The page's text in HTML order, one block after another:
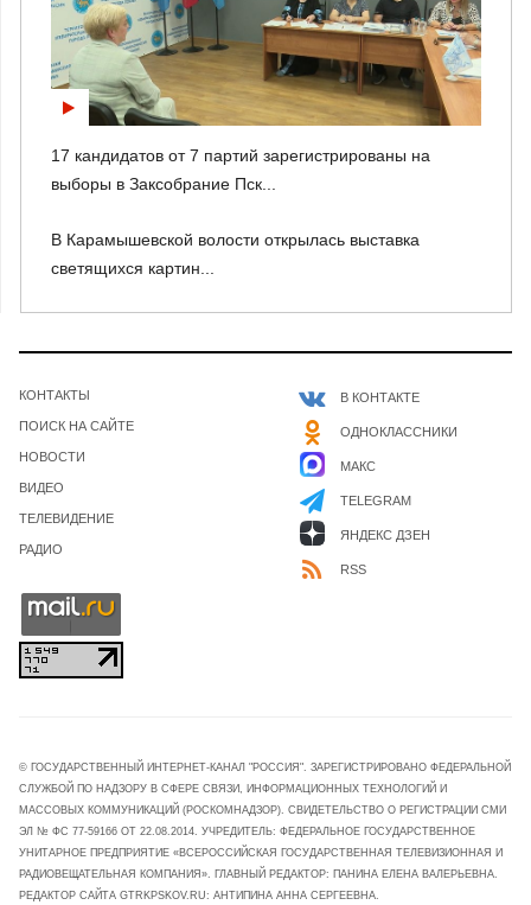
17 кандидатов от 7 партий зарегистрированы на
выборы в Заксобрание Пск...
В Карамышевской волости открылась выставка
светящихся картин...
КОНТАКТЫ
ПОИСК НА САЙТЕ
НОВОСТИ
ВИДЕО
ТЕЛЕВИДЕНИЕ
РАДИО
В КОНТАКТЕ
ОДНОКЛАССНИКИ
МАКС
TELEGRAM
ЯНДЕКС ДЗЕН
RSS
© ГОСУДАРСТВЕННЫЙ ИНТЕРНЕТ-КАНАЛ "РОССИЯ". ЗАРЕГИСТРИРОВАНО ФЕДЕРАЛЬНОЙ
СЛУЖБОЙ ПО НАДЗОРУ В СФЕРЕ СВЯЗИ, ИНФОРМАЦИОННЫХ ТЕХНОЛОГИЙ И
МАССОВЫХ КОММУНИКАЦИЙ (РОСКОМНАДЗОР). СВИДЕТЕЛЬСТВО О РЕГИСТРАЦИИ СМИ
ЭЛ № ФС 77-59166 ОТ 22.08.2014. УЧРЕДИТЕЛЬ: ФЕДЕРАЛЬНОЕ ГОСУДАРСТВЕННОЕ
УНИТАРНОЕ ПРЕДПРИЯТИЕ «ВСЕРОССИЙСКАЯ ГОСУДАРСТВЕННАЯ ТЕЛЕВИЗИОННАЯ И
РАДИОВЕЩАТЕЛЬНАЯ КОМПАНИЯ». ГЛАВНЫЙ РЕДАКТОР: ПАНИНА ЕЛЕНА ВАЛЕРЬЕВНА.
РЕДАКТОР САЙТА GTRKPSKOV.RU: АНТИПИНА АННА СЕРГЕЕВНА.